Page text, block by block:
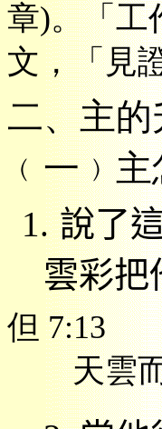
章)。「工
文 ，「見
二、主
﹙ 一﹚
1. 說了
雲彩把
但 7:13
天雲